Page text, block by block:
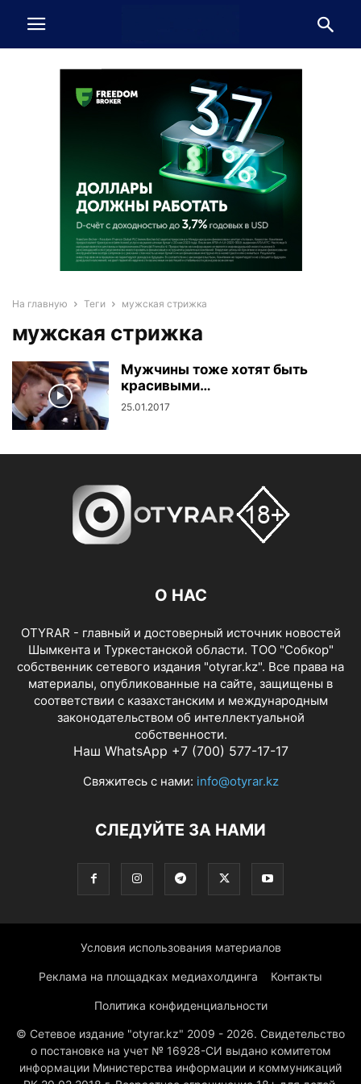
На главную Теги мужская стрижка
мужская стрижка
Мужчины тоже хотят быть
красивыми…
25.01.2017
О НАС
OTYRAR - главный и достоверный источник новостей
Шымкента и Туркестанской области. ТОО "Собкор"
собственник сетевого издания "otyrar.kz". Все права на
материалы, опубликованные на сайте, защищены в
соответствии с казахстанским и международным
законодательством об интеллектуальной
собственности.
Наш WhatsApp +7 (700) 577-17-17
Свяжитесь с нами: info@otyrar.kz
СЛЕДУЙТЕ ЗА НАМИ
Условия использования материалов
Реклама на площадках медиахолдинга Контакты
Политика конфиденциальности
© Сетевое издание "otyrar.kz" 2009 - 2026. Свидетельство
о постановке на учет № 16928-СИ выдано комитетом
информации Министерства информации и коммуникаций